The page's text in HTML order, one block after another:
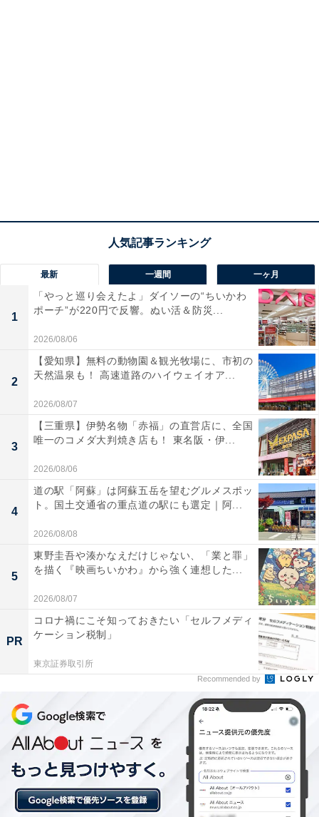
最新 一週間 一ヶ月
1
「やっと巡り会えたよ」ダイソーの“ちいかわ
ポーチ”が220円で反響。ぬい活＆防災...
2026/08/06
2
【愛知県】無料の動物園＆観光牧場に、市初の
天然温泉も！ 高速道路のハイウェイオア...
2026/08/07
3
【三重県】伊勢名物「赤福」の直営店に、全国
唯一のコメダ大判焼き店も！ 東名阪・伊...
2026/08/06
4
道の駅「阿蘇」は阿蘇五岳を望むグルメスポッ
ト。国土交通省の重点道の駅にも選定｜阿...
2026/08/08
5
東野圭吾や湊かなえだけじゃない、「業と罪」
を描く『映画ちいかわ』から強く連想した...
2026/08/07
PR
コロナ禍にこそ知っておきたい「セルフメディ
ケーション税制」
東京証券取引所
Recommended by